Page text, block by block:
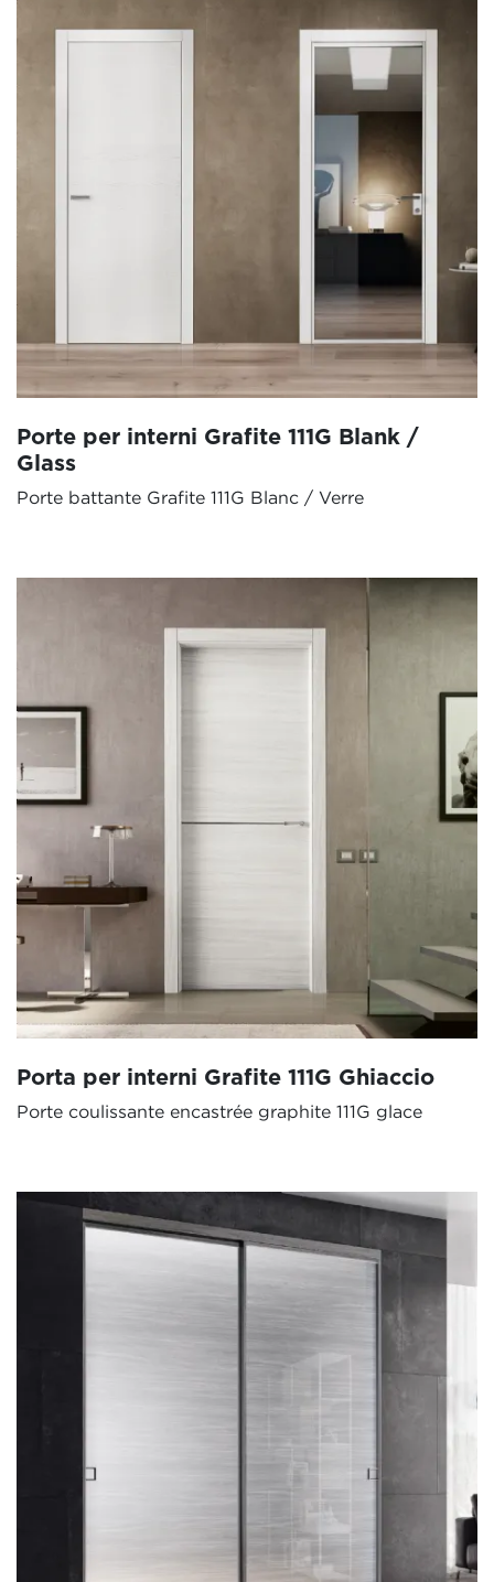
Porte per interni Grafite 111G Blank /
Glass
Porte battante Grafite 111G Blanc / Verre
Porta per interni Grafite 111G Ghiaccio
Porte coulissante encastrée graphite 111G glace